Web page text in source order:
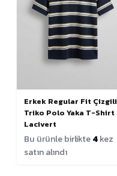
Erkek Regular Fit Çizgili
Triko Polo Yaka T-Shirt
Lacivert
Bu ürünle birlikte4kez
satın alındı